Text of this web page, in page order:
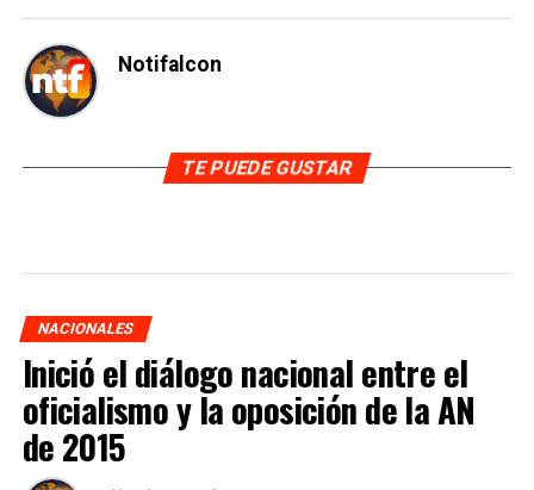
Notifalcon
TE PUEDE GUSTAR
NACIONALES
Inició el diálogo nacional entre el
oficialismo y la oposición de la AN
de 2015